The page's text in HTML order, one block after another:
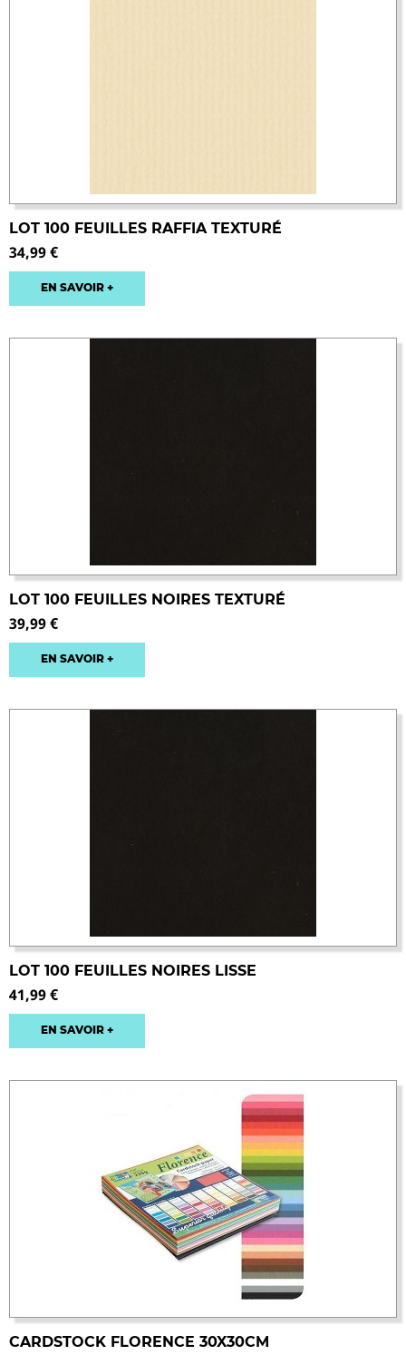
LOT 100 FEUILLES RAFFIA TEXTURÉ
34,99 €
EN SAVOIR +
LOT 100 FEUILLES NOIRES TEXTURÉ
39,99 €
EN SAVOIR +
LOT 100 FEUILLES NOIRES LISSE
41,99 €
EN SAVOIR +
CARDSTOCK FLORENCE 30X30CM